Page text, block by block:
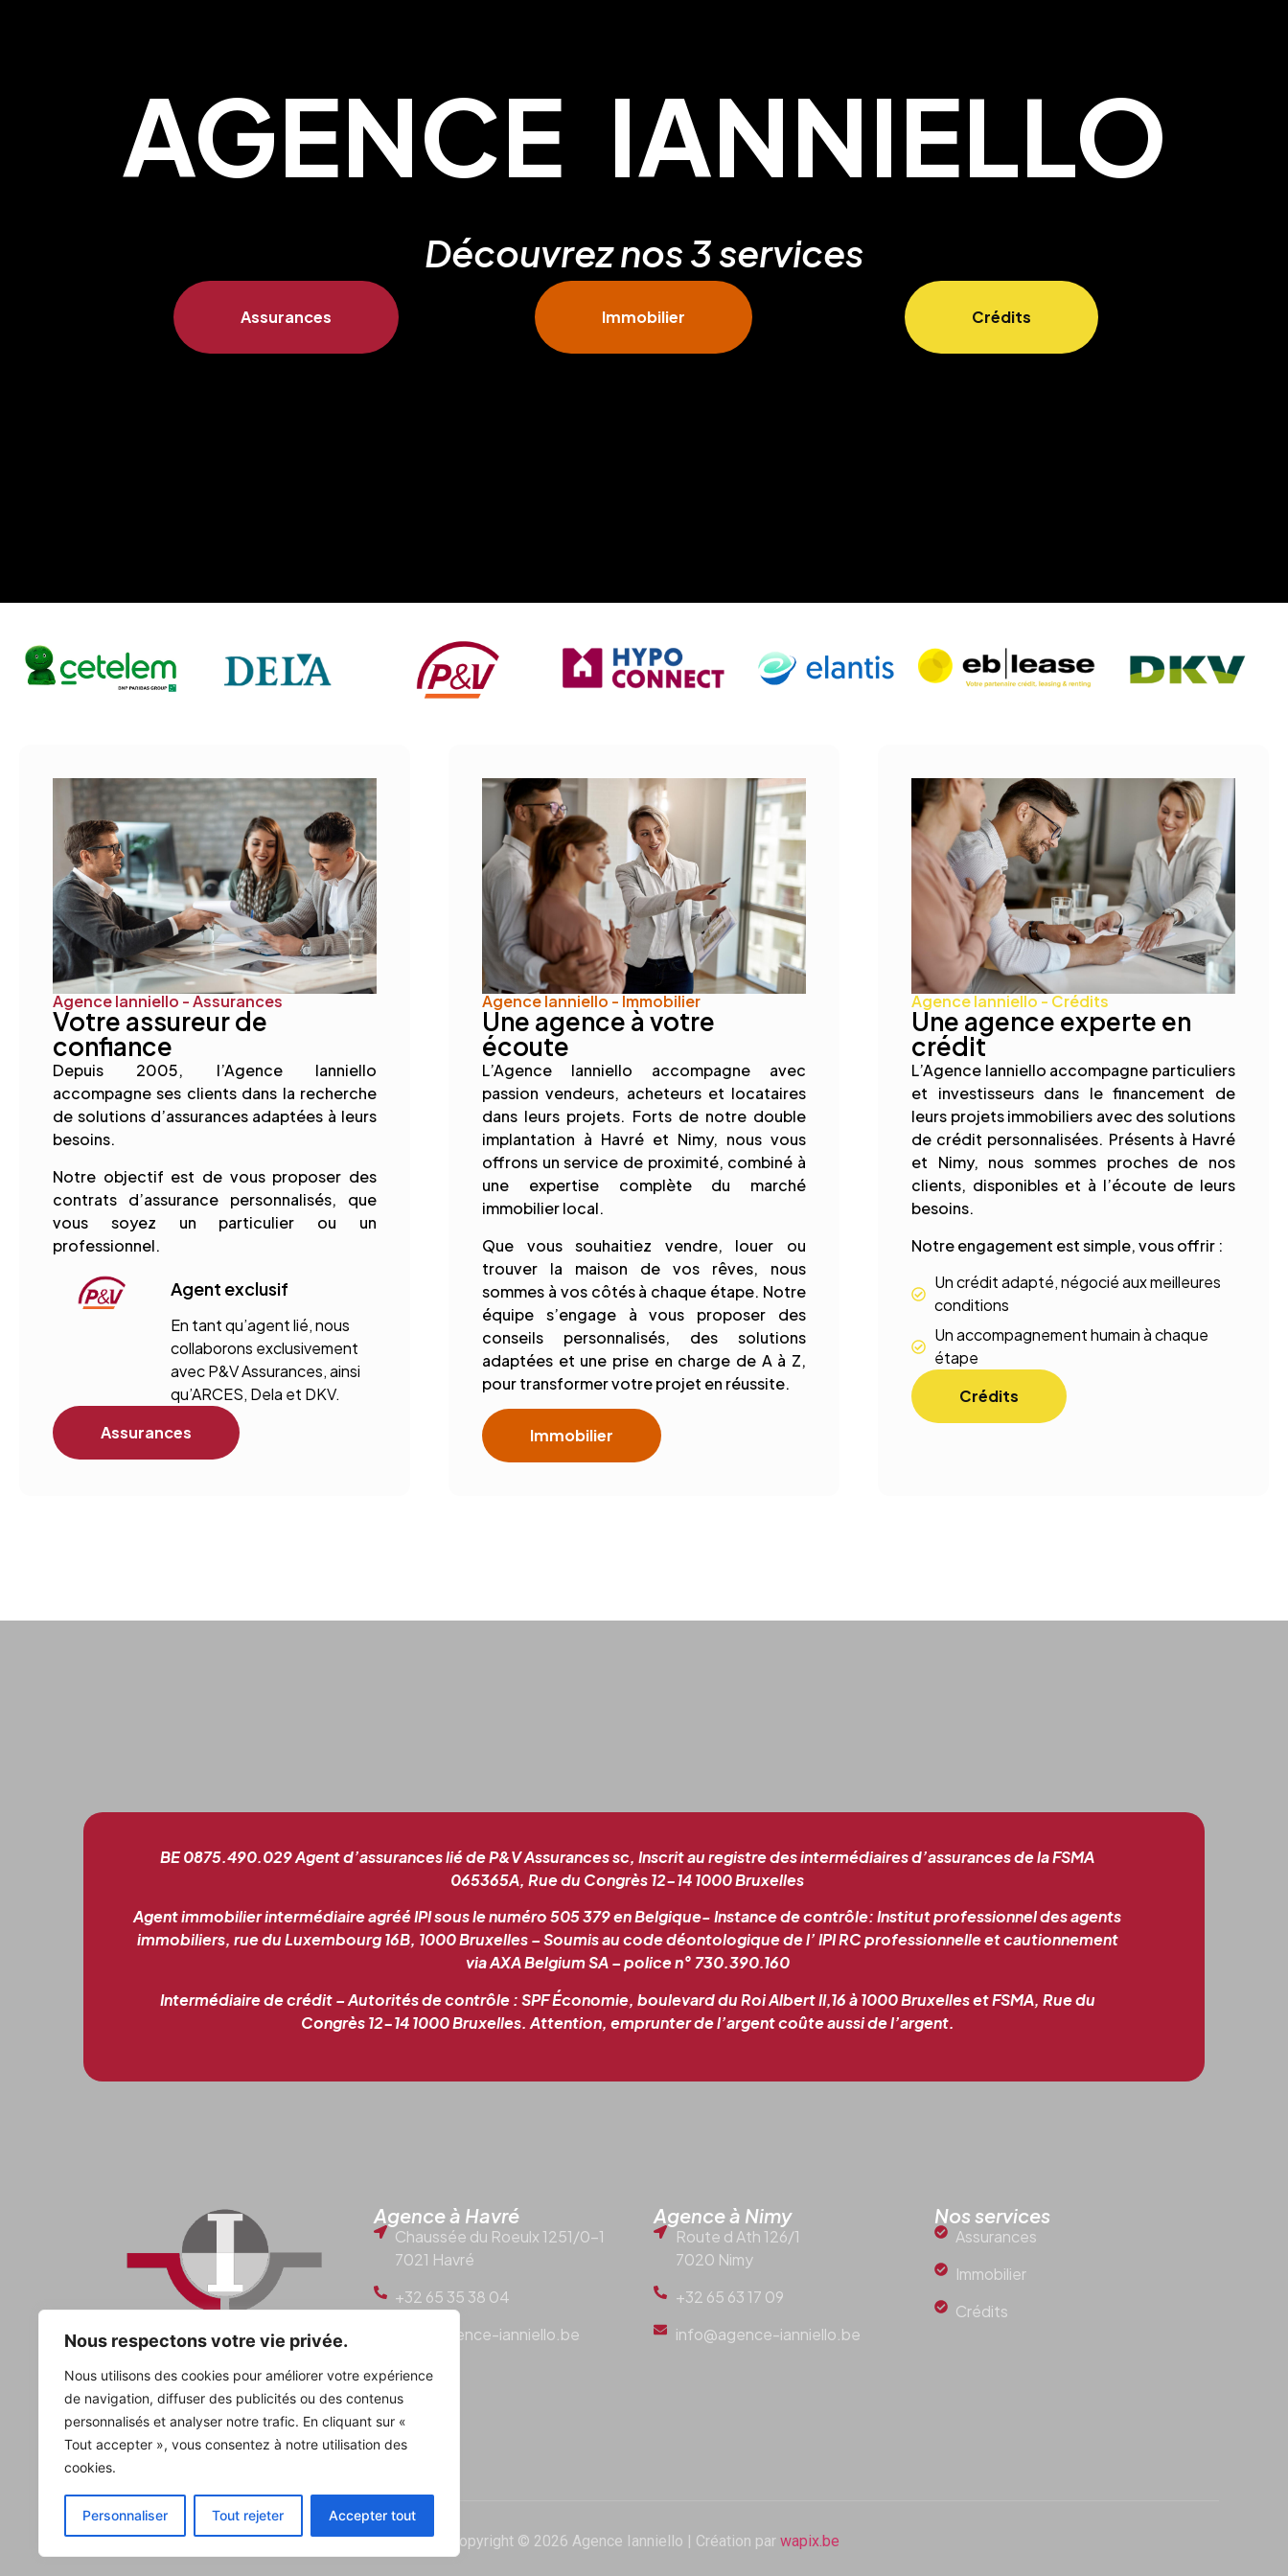
Nous respectons votre vie privée.
Nous utilisons des cookies pour améliorer votre expérience
de navigation, diffuser des publicités ou des contenus
personnalisés et analyser notre trafic. En cliquant sur «
Tout accepter », vous consentez à notre utilisation des
cookies.
Personnaliser Tout rejeter Accepter tout
AGENCE IANNIELLO
Découvrez nos 3 services
Assurances Immobilier Crédits
Agence Ianniello - Assurances
Votre assureur de
confiance
Depuis 2005, l’Agence Ianniello
accompagne ses clients dans la recherche
de solutions d’assurances adaptées à leurs
besoins.
Notre objectif est de vous proposer des
contrats d’assurance personnalisés, que
vous soyez un particulier ou un
professionnel.
Agent exclusif
En tant qu’agent lié, nous
collaborons exclusivement
avec P&V Assurances, ainsi
qu’ARCES, Dela et DKV.
Assurances
Agence Ianniello - Immobilier
Une agence à votre
écoute
L’Agence Ianniello accompagne avec
passion vendeurs, acheteurs et locataires
dans leurs projets. Forts de notre double
implantation à Havré et Nimy, nous vous
offrons un service de proximité, combiné à
une expertise complète du marché
immobilier local.
Que vous souhaitiez vendre, louer ou
trouver la maison de vos rêves, nous
sommes à vos côtés à chaque étape. Notre
équipe s’engage à vous proposer des
conseils personnalisés, des solutions
adaptées et une prise en charge de A à Z,
pour transformer votre projet en réussite.
Immobilier
Agence Ianniello - Crédits
Une agence experte en
crédit
L’Agence Ianniello accompagne particuliers
et investisseurs dans le financement de
leurs projets immobiliers avec des solutions
de crédit personnalisées. Présents à Havré
et Nimy, nous sommes proches de nos
clients, disponibles et à l’écoute de leurs
besoins.
Notre engagement est simple, vous offrir :
Un crédit adapté, négocié aux meilleures
conditions
Un accompagnement humain à chaque
étape
Crédits
BE 0875.490.029 Agent d’assurances lié de P&V Assurances sc, Inscrit au registre des intermédiaires d’assurances de la FSMA
065365A, Rue du Congrès 12-14 1000 Bruxelles
Agent immobilier intermédiaire agréé IPI sous le numéro 505 379 en Belgique- Instance de contrôle: Institut professionnel des agents
immobiliers, rue du Luxembourg 16B, 1000 Bruxelles – Soumis au code déontologique de l’ IPI RC professionnelle et cautionnement
via AXA Belgium SA – police n° 730.390.160
Intermédiaire de crédit – Autorités de contrôle : SPF Économie, boulevard du Roi Albert II,16 à 1000 Bruxelles et FSMA, Rue du
Congrès 12-14 1000 Bruxelles. Attention, emprunter de l’argent coûte aussi de l’argent.
Agence à Havré
Chaussée du Roeulx 1251/0-1
7021 Havré
+32 65 35 38 04
info@agence-ianniello.be
Agence à Nimy
Route d Ath 126/1
7020 Nimy
+32 65 63 17 09
info@agence-ianniello.be
Nos services
Assurances
Immobilier
Crédits
Copyright © 2026 Agence Ianniello | Création par wapix.be